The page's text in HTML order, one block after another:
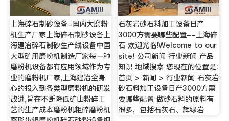
上海碎石制砂设备-国内大磨粉
机生产厂家上海碎石制砂设备上
海建冶碎石制砂生产线设备中国
大型矿用磨粉机制造厂家每一种
磨粉机设备都有应用领域作为专
业的磨粉机厂家,上海建冶全身
心的投入到各类型磨粉机的研发
改进,旨在不断降低矿山粉碎工
艺的生产成本磨粉机粗碎磨粉机
石灰岩砂石料加工设备日产
3000方需要哪些配置--上海碎
石 欢迎光临!Welcome to our
site! 公司新闻 行业新闻 产品
知识 地域搜索 您现在的位置是:
首页 > 新闻 > 行业新闻 石灰岩
砂石料加工设备日产3000方需
要哪些配置 做砂石料的原料有
很多，包括石灰石、辉绿岩